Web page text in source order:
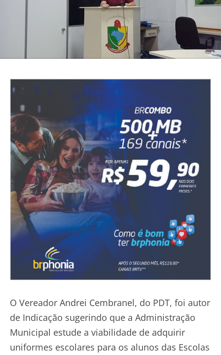
O Vereador Andrei Cembranel, do PDT, foi autor
de Indicação sugerindo que a Administração
Municipal estude a viabilidade de adquirir
uniformes escolares para os alunos das Escolas